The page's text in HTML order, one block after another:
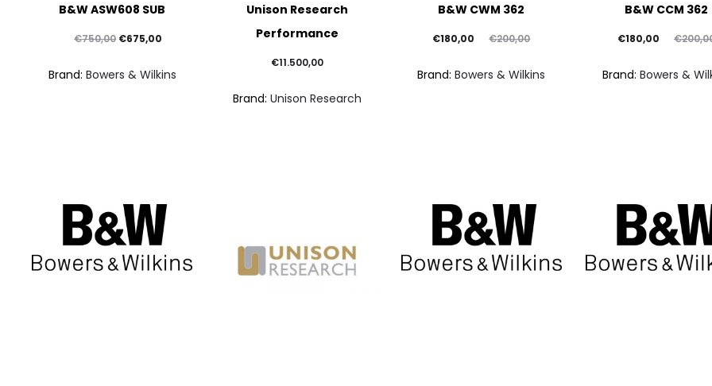
del
B&W ASW608 SUB
€750,00 Il
€675,00
Brand: Bowers & Wilkins
Unison Research
Performance
€11.500,00
Brand: Unison Research
B&W CWM 362
€200,00
Il
€180,00
Il
Brand:Bowers & Wilkins
B&W CCM 362
€
Il
€180,00
Brand: Bowers &